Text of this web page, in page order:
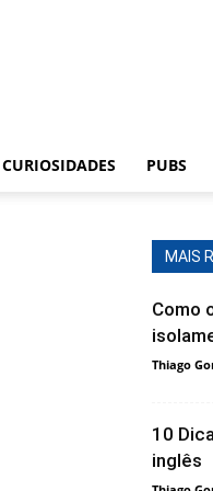
CURIOSIDADES PUBS
MAIS
Como
Thiago
10
inglês